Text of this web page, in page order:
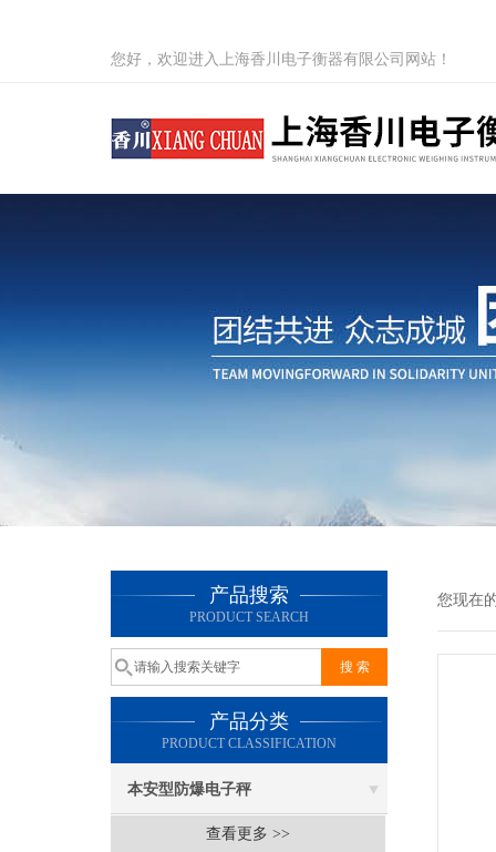
您好，欢迎进入上海香川电子衡器有限公司网站！
产品搜索
PRODUCT SEARCH
产品分类
PRODUCT CLASSIFICATION
本安型防爆电子秤
查看更多 >>
您现在